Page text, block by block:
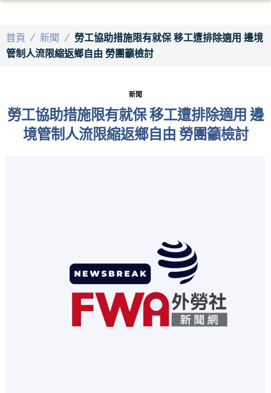
首頁 / 新聞 / 勞工協助措施限有就保 移工遭排除適用 邊境
管制人流限縮返鄉自由 勞團籲檢討
新聞
勞工協助措施限有就保 移工遭排除適用 邊
境管制人流限縮返鄉自由 勞團籲檢討